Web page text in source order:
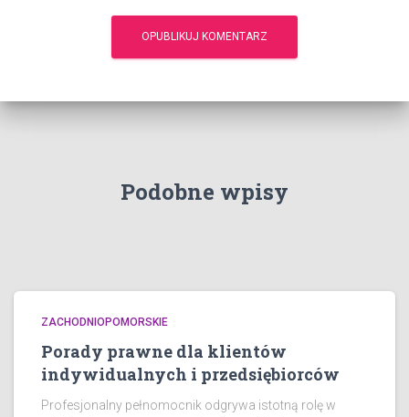
Podobne wpisy
ZACHODNIOPOMORSKIE
Porady prawne dla klientów
indywidualnych i przedsiębiorców
Profesjonalny pełnomocnik odgrywa istotną rolę w